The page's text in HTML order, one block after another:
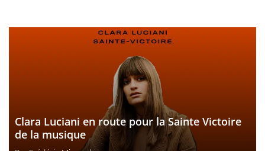
Clara Luciani en route pour la Sainte Victoire
de la musique